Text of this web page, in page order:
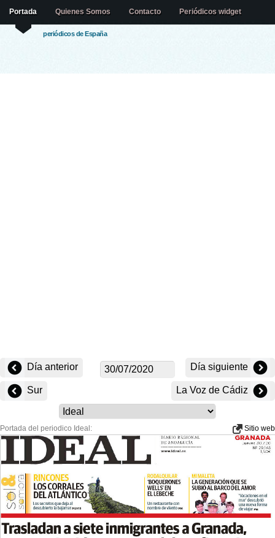
periódicos de España
Portada Quienes Somos Contacto Periódicos widget
Día anterior Día siguiente
Sur La Voz de Cádiz
Portada del periodico Ideal: Sitio web